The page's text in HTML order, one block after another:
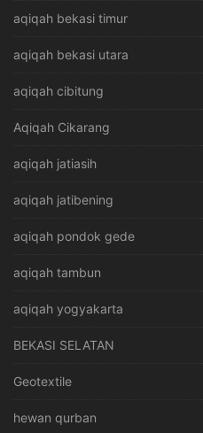
aqiqah bekasi timur
aqiqah bekasi utara
aqiqah cibitung
Aqiqah Cikarang
aqiqah jatiasih
aqiqah jatibening
aqiqah pondok gede
aqiqah tambun
aqiqah yogyakarta
BEKASI SELATAN
Geotextile
hewan qurban